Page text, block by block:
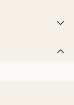

